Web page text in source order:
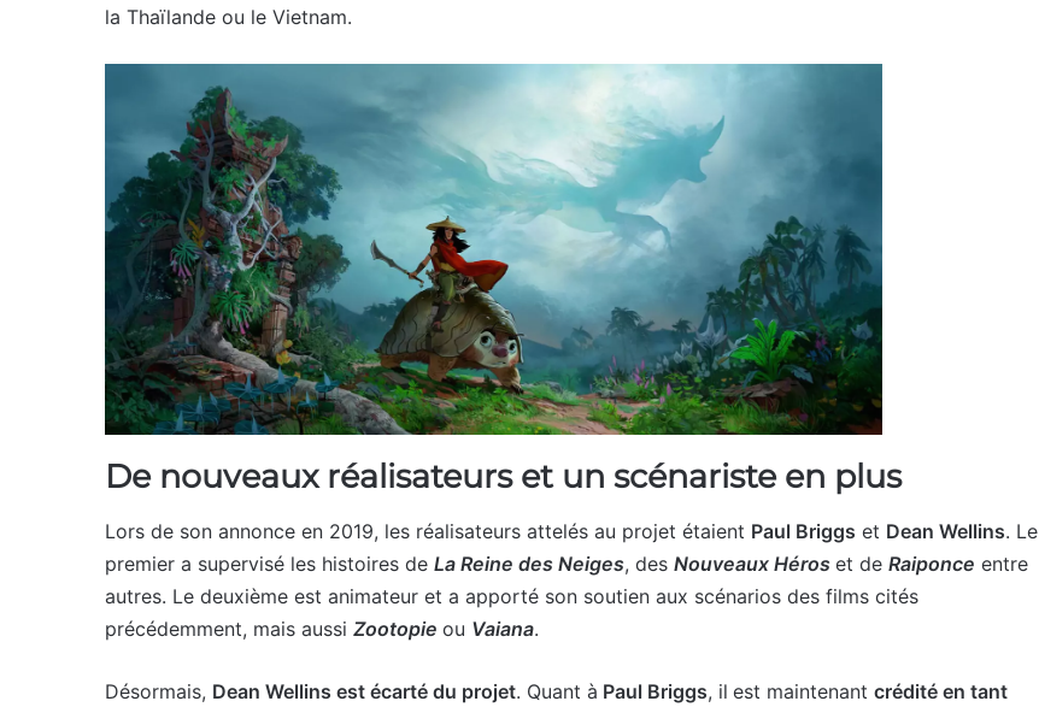
la Thaïlande ou le Vietnam.
De nouveaux réalisateurs et un scénariste en plus
Lors de son annonce en 2019, les réalisateurs attelés au projet étaient Paul Briggs et Dean Wellins. Le
premier a supervisé les histoires de La Reine des Neiges, des Nouveaux Héros et de Raiponce entre
autres. Le deuxième est animateur et a apporté son soutien aux scénarios des films cités
précédemment, mais aussi Zootopie ou Vaiana.
Désormais, Dean Wellins est écarté du projet. Quant à Paul Briggs, il est maintenant crédité en tant